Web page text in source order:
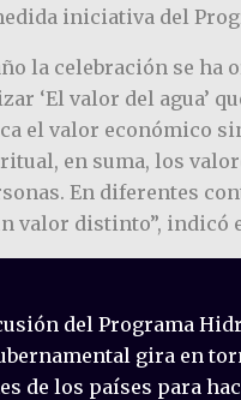
iniciativa del
la celebración se ha
‘El valor del agua’
el valor económico
en suma, los
En diferentes
valor distinto”, indicó
del Programa
gira en
de los países para